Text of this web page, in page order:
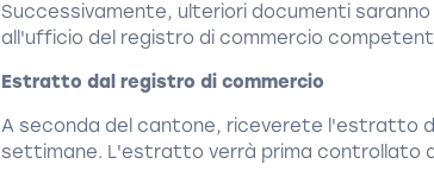
Successivamente, ulteriori documenti
all'ufficio del registro di commercio
Estratto dal registro di commercio
A seconda del cantone, riceverete l'estratto
settimane. L'estratto verrà prima controllato